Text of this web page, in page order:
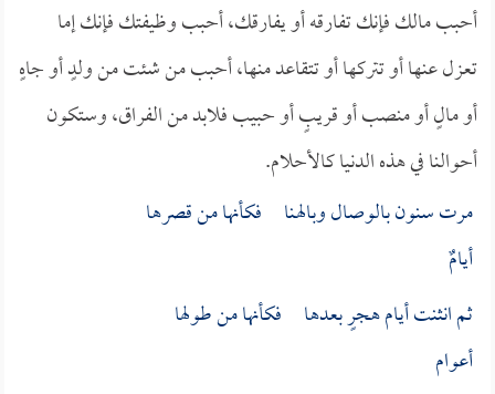
أحبب مالك فإنك تفارقه أو يفارقك، أحبب وظيفتك فإنك إما
تعزل عنها أو تتركها أو تتقاعد منها، أحبب من شئت من ولدٍ أو جاهٍ
أو مالٍ أو منصب أو قريبٍ أو حبيب فلابد من الفراق، وستكون
أحوالنا في هذه الدنيا كالأحلام.
مرت سنون بالوصال وبالهـنا فكأنها من قصرها
أيامٌ
ثم انثنت أيام هجرٍ بعدها فكأنها من طولها
أعوام